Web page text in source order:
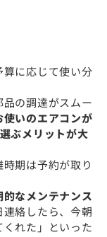
に応じて使い分
の調達がスムー
使いのエアコンが
ぶメリットが大
期は予約が取り
なメンテナンス
絡したら、今朝
れた」といった